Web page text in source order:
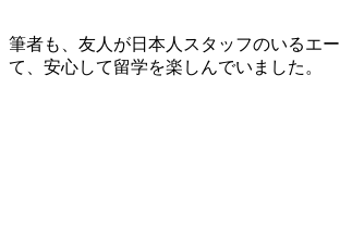
筆者も、友人が日本人スタッフのいるエ
て、安心して留学を楽しんでいました。